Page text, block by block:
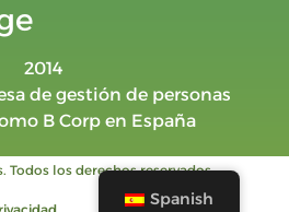
2014
de gestión de personas
B Corp en España
Todos los derechos reservados.
Spanish